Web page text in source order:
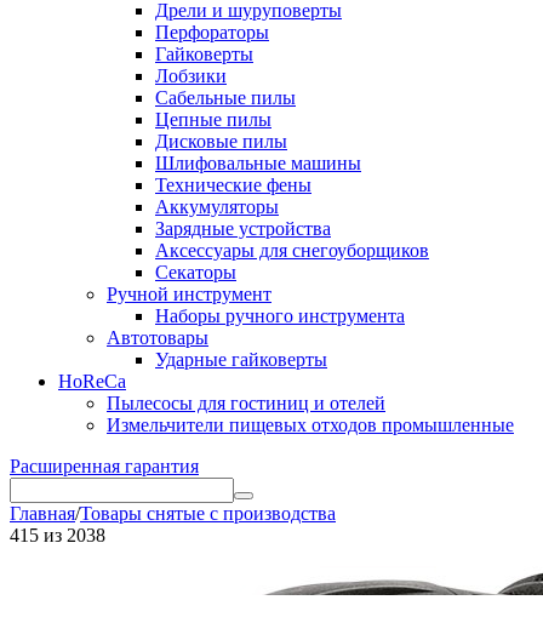
Дрели и шуруповерты
Перфораторы
Гайковерты
Лобзики
Сабельные пилы
Цепные пилы
Дисковые пилы
Шлифовальные машины
Технические фены
Аккумуляторы
Зарядные устройства
Аксессуары для снегоуборщиков
Секаторы
Ручной инструмент
Наборы ручного инструмента
Автотовары
Ударные гайковерты
HoReCa
Пылесосы для гостиниц и отелей
Измельчители пищевых отходов промышленные
Расширенная гарантия
Главная/Товары снятые с производства
415 из 2038